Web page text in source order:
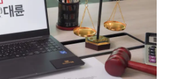
법률정보
법률지식인
고객후기
업무분야